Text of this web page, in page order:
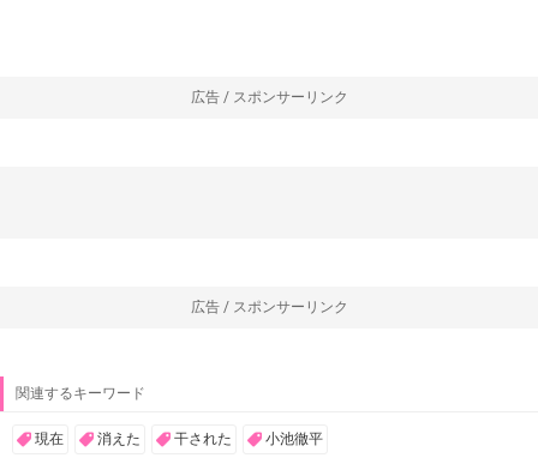
広告 / スポンサーリンク
広告 / スポンサーリンク
関連するキーワード
現在 消えた 干された 小池徹平